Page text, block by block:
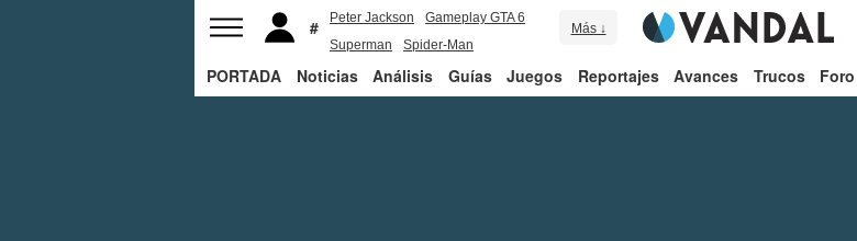
Peter Jackson
Gameplay GTA 6
Superman
Spider-Man
Más ↓
PORTADA Noticias Análisis Guías Juegos Reportajes Avances Trucos Foro